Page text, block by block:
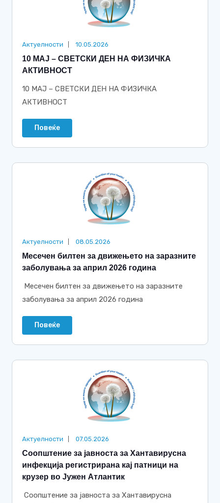
Актуелности 10.05.2026
10 МАЈ – СВЕТСКИ ДЕН НА ФИЗИЧКА
АКТИВНОСТ
10 МАЈ – СВЕТСКИ ДЕН НА ФИЗИЧКА
АКТИВНОСТ
Повеќе
Актуелности 08.05.2026
Месечен билтен за движењето на заразните
заболувања за април 2026 година
Месечен билтен за движењето на заразните
заболувања за април 2026 година
Повеќе
Актуелности 07.05.2026
Соопштение за јавноста за Хантавирусна
инфекција регистрирана кај патници на
крузер во Јужен Атлантик
Соопштение за јавноста за Хантавирусна